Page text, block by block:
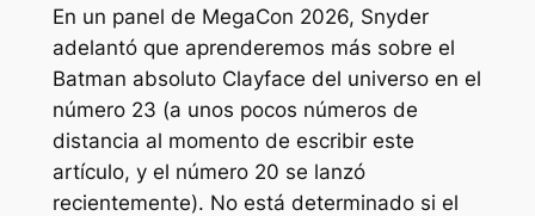
En un panel de MegaCon 2026, Snyder
adelantó que aprenderemos más sobre el
Batman absolutoClayface del universo en el
número 23 (a unos pocos números de
distancia al momento de escribir este
artículo, y el número 20 se lanzó
recientemente). No está determinado si el